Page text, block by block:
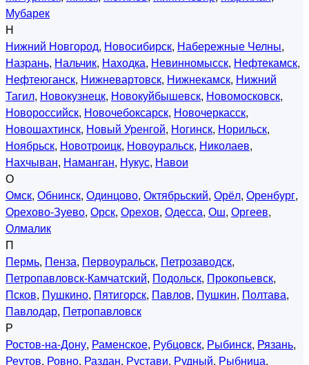
Мубарек
Н
Нижний Новгород, Новосибирск, Набережные Челны,
Назрань, Нальчик, Находка, Невинномысск, Нефтекамск,
Нефтеюганск, Нижневартовск, Нижнекамск, Нижний
Тагил, Новокузнецк, Новокуйбышевск, Новомосковск,
Новороссийск, Новочебоксарск, Новочеркасск,
Новошахтинск, Новый Уренгой, Ногинск, Норильск,
Ноябрьск, Новотроицк, Новоуральск, Николаев,
Нахчыван, Наманган, Нукус, Навои
О
Омск, Обнинск, Одинцово, Октябрьский, Орёл, Оренбург,
Орехово-Зуево, Орск, Орехов, Одесса, Ош, Оргеев,
Олмалик
П
Пермь, Пенза, Первоуральск, Петрозаводск,
Петропавловск-Камчатский, Подольск, Прокопьевск,
Псков, Пушкино, Пятигорск, Павлов, Пушкин, Полтава,
Павлодар, Петропавловск
Р
Ростов-на-Дону, Раменское, Рубцовск, Рыбинск, Рязань,
Реутов, Ровно, Раздан, Рустави, Рудный, Рыбница,